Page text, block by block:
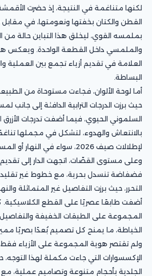
لكنها متناغمة في النتيجة، إذ حضرت
القطن والكتان بخفتها ونعومتها، في مقابل
بملمسه القوي، ليخلق هذا التباين حالة من
والملمسي داخل القطعة الواحدة. ويعكس
العلامة في تقديم أزياء تجمع بين العملية
البساطة.
أما لوحة الألوان، فجاءت مستوحاة من
حيث برزت الدرجات الترابية الدافئة إلى جانب
السلموني الحيوي، فيما أضفت تدرجات
بالانتعاش والهدوء، لتشكل في مجملها تناغمًا
لإطلالات صيف 2026، سواء في النهار أو المساء.
وعلى مستوى القصّات، اتجهت الدار إلى
فضفاضة تنسدل بحرية، مع خطوط غير
التحرر، حيث برزت التفاصيل غير المتماثلة
أضفت طابعًا عصريًا على القطع
المجموعة على الطبقات الخفيفة
الخياطة، ما يمنح كل تصميم بُعدًا بصريًا
ولم تقتصر هوية المجموعة على الأزياء
الإكسسوارات التي جاءت مكملة لهذا التوجه،
الجلدية بأحجام متنوعة وتصاميم عملية، مع